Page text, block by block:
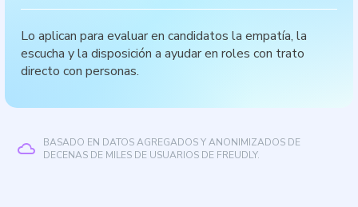
Lo aplican para evaluar en candidatos la empatía, la
escucha y la disposición a ayudar en roles con trato
directo con personas.
BASADO EN DATOS AGREGADOS Y ANONIMIZADOS DE
DECENAS DE MILES DE USUARIOS DE FREUDLY.